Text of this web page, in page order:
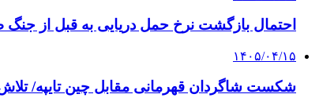
احتمال بازگشت نرخ حمل دریایی به قبل از جنگ طی ۲ تا ۳ ماه
۱۴۰۵/۰۴/۱۵
شکست شاگردان قهرمانی مقابل چین تایپه/